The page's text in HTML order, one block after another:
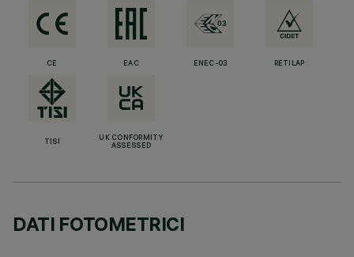
CE EAC ENEC-03 RETILAP
TISI
UK CONFORMITY
ASSESSED
DATI FOTOMETRICI